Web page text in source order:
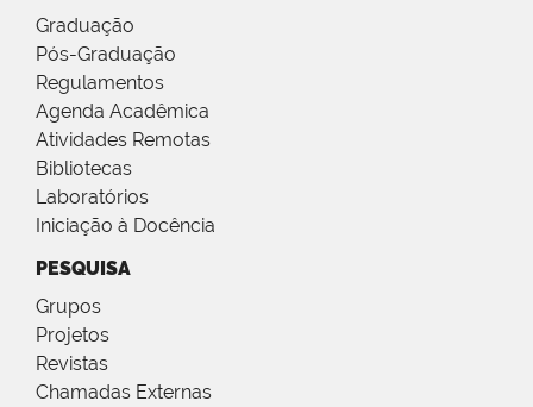
Graduação
Pós-Graduação
Regulamentos
Agenda Acadêmica
Atividades Remotas
Bibliotecas
Laboratórios
Iniciação à Docência
PESQUISA
Grupos
Projetos
Revistas
Chamadas Externas